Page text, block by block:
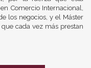
Comercio Internacional,
los negocios, y el Máster
cada vez más prestan